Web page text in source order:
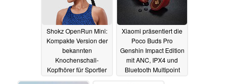
Shokz OpenRun Mini:
Kompakte Version der
bekannten
Knochenschall-
Kopfhörer für Sportler
Xiaomi präsentiert die
Poco Buds Pro
Genshin Impact Edition
mit ANC, IPX4 und
Bluetooth Multipoint